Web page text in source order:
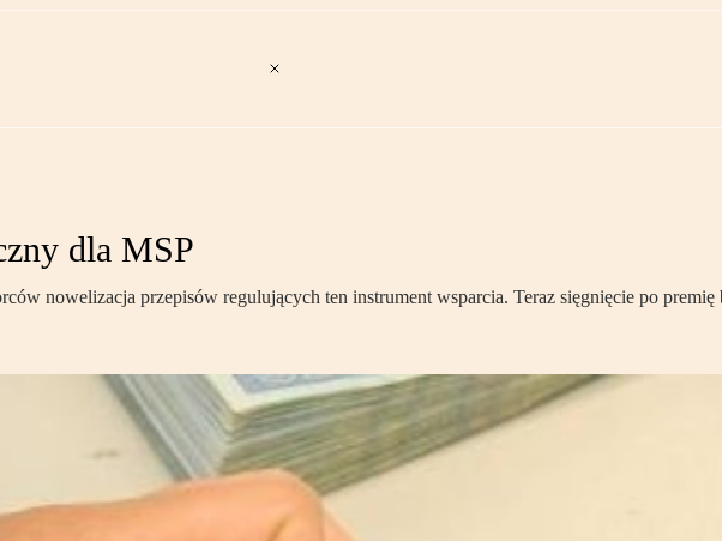
dla MSP
nowelizacja przepisów regulujących ten instrument wsparcia. Teraz sięgnięcie po premię